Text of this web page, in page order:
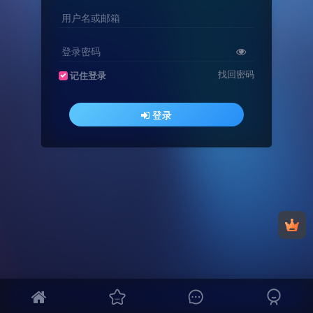
用户名或邮箱
登录密码
记住登录 找回密码
登录